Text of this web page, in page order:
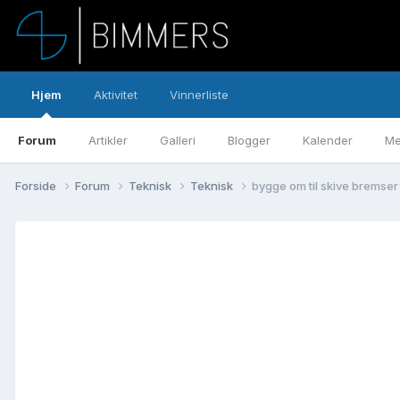
Hjem
Forum Artikler Galleri Blogger Kalender
Aktivitet Vinnerliste
Forside Forum Teknisk Teknisk bygge om til skive